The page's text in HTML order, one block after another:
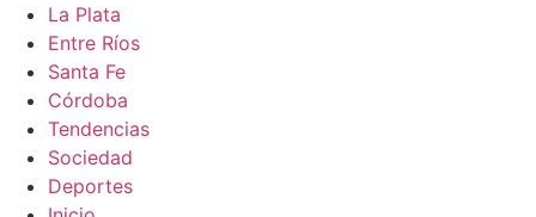
La Plata
Entre Ríos
Santa Fe
Córdoba
Tendencias
Sociedad
Deportes